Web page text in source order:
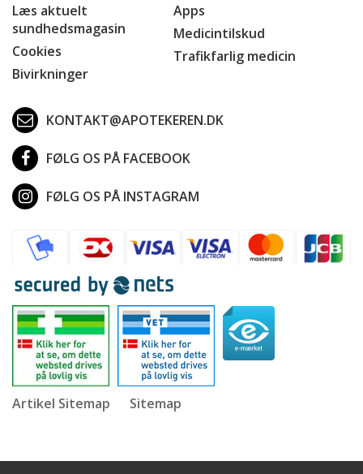
Læs aktuelt
sundhedsmagasin
Cookies
Bivirkninger
Apps
Medicintilskud
Trafikfarlig medicin
KONTAKT@APOTEKEREN.DK
FØLG OS PÅ FACEBOOK
FØLG OS PÅ INSTAGRAM
Artikel Sitemap Sitemap